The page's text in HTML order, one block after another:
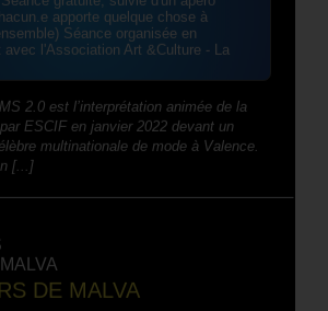
apporte quelque chose à
Séance organisée en
avec l'Association Art &Culture - La
2.0 est l’interprétation animée de la
ESCIF en janvier 2022 devant un
multinationale de mode à Valence.
[...]
DE MALVA